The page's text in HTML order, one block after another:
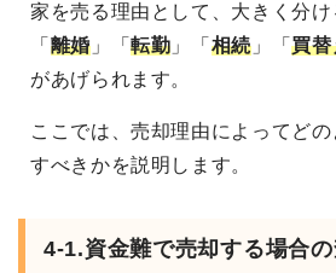
家を売る理由として、大きく分け
「 離婚」「転勤 」「 相続 」「買替
があげられます。
ここでは、売却理由によってど
すべきかを説明します。
4-1.資金難で売却する場合